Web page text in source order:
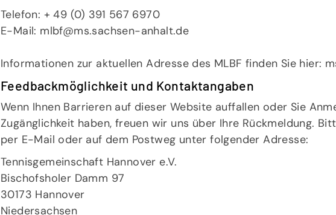
Telefon: + 49 (0) 391 567 6970
E-Mail: mlbf@ms.sachsen-anhalt.de
Informationen zur aktuellen Adresse des MLBF finden Sie hier:
Feedbackmöglichkeit und Kontaktangaben
Wenn Ihnen Barrieren auf dieser Website auffallen oder Sie
Zugänglichkeit haben, freuen wir uns über Ihre Rückmeldung.
per E-Mail oder auf dem Postweg unter folgender Adresse:
Tennisgemeinschaft Hannover e.V.
Bischofsholer Damm 97
30173 Hannover
Niedersachsen